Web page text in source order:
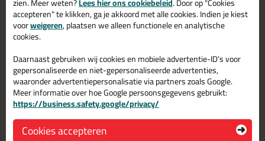
Verbruik per liter:
poreuze ondergronden 5 m2 of 250 m1
Gerelateerde producten
accepteren" te klikken, ga je akkoord met alle cookies. Indien je kiest
voorweigeren, plaatsen we alleen functionele en analytische
cookies.
Daarnaast gebruiken wij cookies en mobiele advertentie-ID’s voor
gepersonaliseerde en niet-gepersonaliseerde advertenties,
waaronder advertentiepersonalisatie via partners zoals Google.
Meer informatie over hoe Google persoonsgegevens gebruikt:
https://business.safety.google/privacy/
Cookies accepteren